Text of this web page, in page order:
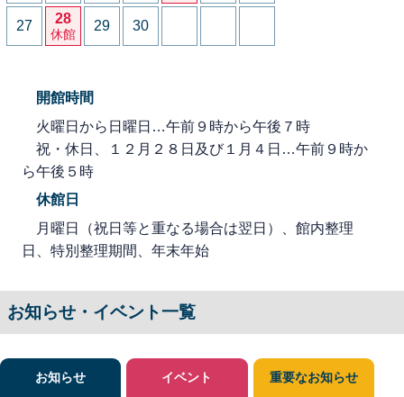
27 28
休館
29 30
開館時間
火曜日から日曜日…午前９時から午後７時
祝・休日、１２月２８日及び１月４日…午前９時か
ら午後５時
休館日
月曜日（祝日等と重なる場合は翌日）、館内整理
日、特別整理期間、年末年始
お知らせ・イベント一覧
お知らせ イベント 重要なお知らせ